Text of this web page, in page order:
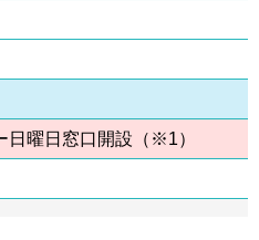
日曜日窓口開設（※1）